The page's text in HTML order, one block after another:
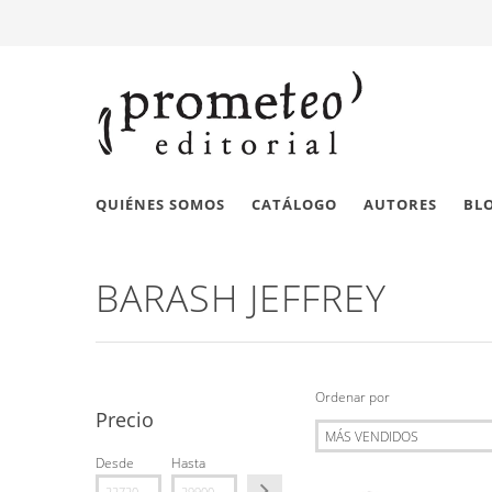
QUIÉNES SOMOS CATÁLOGO AUTORES
BARASH JEFFREY
Precio
Desde Hasta
Ordenar por